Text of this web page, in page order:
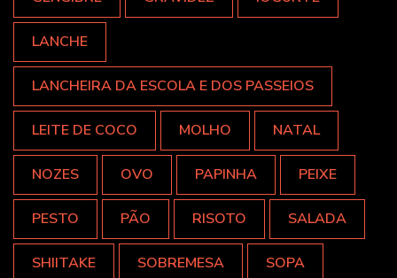
LANCHE
LANCHEIRA DA ESCOLA E DOS PASSEIOS
LEITE DE COCO MOLHO NATAL
NOZES OVO PAPINHA PEIXE
PESTO PÃO RISOTO SALADA
SHIITAKE SOBREMESA SOPA